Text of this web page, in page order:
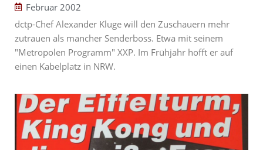
Februar 2002
dctp-Chef Alexander Kluge will den Zuschauern mehr
zutrauen als mancher Senderboss. Etwa mit seinem
"Metropolen Programm" XXP. Im Frühjahr hofft er auf
einen Kabelplatz in NRW.